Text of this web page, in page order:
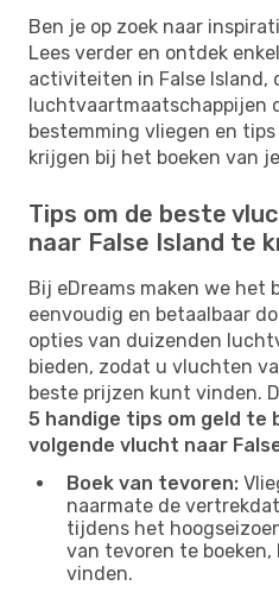
Ben je op zoek naar
Lees verder en ontdek
activiteiten in False Island,
luchtvaartmaatschappijen
bestemming vliegen en
krijgen bij het boeken van
Tips om de beste
naar False Island te
Bij eDreams maken we het
eenvoudig en betaalbaar
opties van duizenden
bieden, zodat u vluchten
beste prijzen kunt vinden.
5 handige tips om geld te
volgende vlucht naar
Boek van tevoren:
naarmate de
tijdens het
van tevoren te
vinden.